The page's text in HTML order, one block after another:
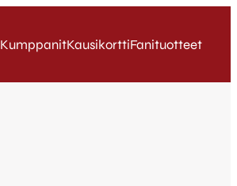
KumppanitKausikorttiFanituotteet